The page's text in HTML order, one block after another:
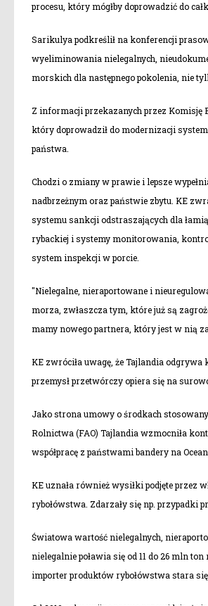
procesu, który mógłby doprowadzić do
Sarikulya podkreślił na konferencji
wyeliminowania nielegalnych,
morskich dla następnego pokolenia, nie
Z informacji przekazanych przez Komisję
który doprowadził do modernizacji
państwa.
Chodzi o zmiany w prawie i lepsze
nadbrzeżnym oraz państwie zbytu. KE
systemu sankcji odstraszających dla
rybackiej i systemy monitorowania,
system inspekcji w porcie.
"Nielegalne, nieraportowane i
morza, zwłaszcza tym, które już są
mamy nowego partnera, który jest w nią
KE zwróciła uwagę, że Tajlandia
przemysł przetwórczy opiera się na
Jako strona umowy o środkach
Rolnictwa (FAO) Tajlandia wzmocniła
współpracę z państwami bandery na
KE uznała również wysiłki podjęte przez
rybołówstwa. Zdarzały się np. przypadki
Światowa wartość nielegalnych,
nielegalnie poławia się od 11 do 26 mln
importer produktów rybołówstwa stara się